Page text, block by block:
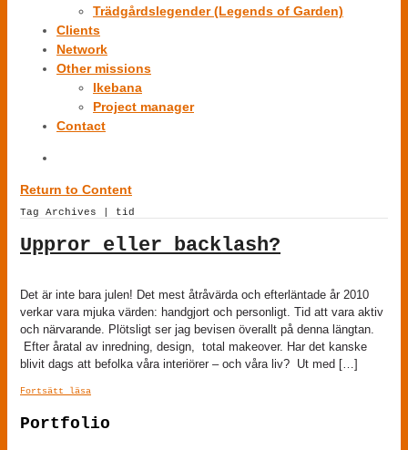
Trädgårdslegender (Legends of Garden)
Clients
Network
Other missions
Ikebana
Project manager
Contact
Return to Content
Tag Archives | tid
Uppror eller backlash?
Det är inte bara julen! Det mest åtråvärda och efterläntade år 2010
verkar vara mjuka värden: handgjort och personligt. Tid att vara aktiv
och närvarande. Plötsligt ser jag bevisen överallt på denna längtan.
Efter åratal av inredning, design, total makeover. Har det kanske
blivit dags att befolka våra interiörer – och våra liv? Ut med […]
Fortsätt läsa
Portfolio